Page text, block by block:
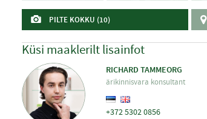
PILTE KOKKU (10)
Küsi maaklerilt lisainfot
RICHARD TAMMEORG
ärikinnisvara konsultant
+372 5302 0856